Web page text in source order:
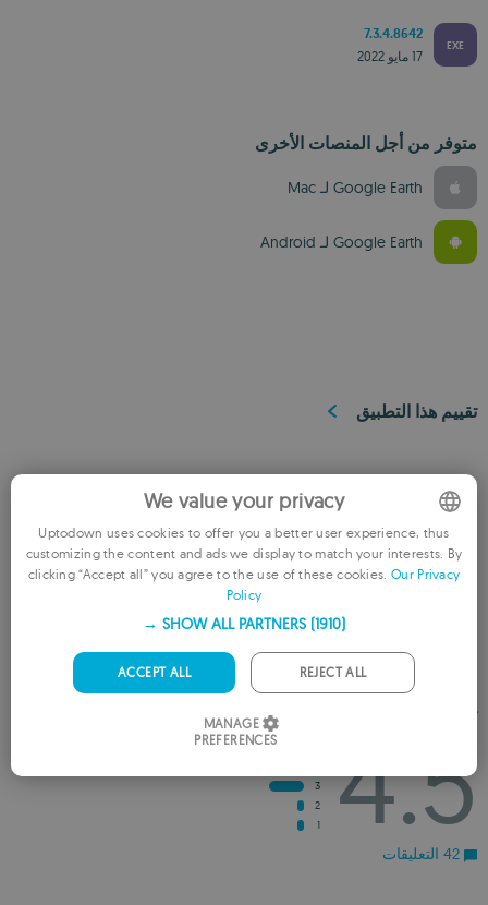
EXE
7.3.4.8642
17 مايو 2022
متوفر من أجل المنصات الأخرى
Google Earth لـ Mac‏
Google Earth لـ Android‏
تقييم هذا التطبيق
راجِع التطبيق
4.5
3
2
1
ENGLISH
PORTUGUESE
ROMANIAN
We value your privacy
Uptodown uses cookies to offer you a better user experience, thus
customizing the content and ads we display to match your interests. By
clicking “Accept all” you agree to the use of these cookies. Our Privacy
Policy
SHOW ALL PARTNERS (1910) →
ACCEPT ALL REJECT ALL
MANAGE
PREFERENCES